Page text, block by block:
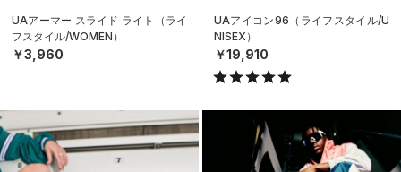
UAアーマー スライド ライト（ライ
フスタイル/WOMEN）
￥3,960
UAアイコン96（ライフスタイル/U
NISEX）
￥19,910